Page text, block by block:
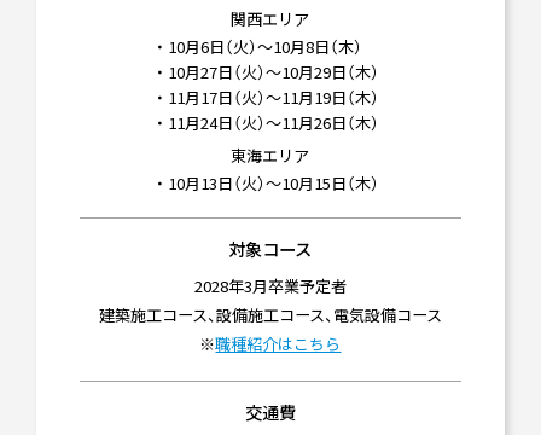
関西エリア
・ 10月6日（火）～10月8日（木）
・ 10月27日（火）～10月29日（木）
・ 11月17日（火）～11月19日（木）
・ 11月24日（火）～11月26日（木）
東海エリア
・ 10月13日（火）～10月15日（木）
対象コース
2028年3月卒業予定者
建築施工コース、設備施工コース、電気設備コース
※職種紹介はこちら
交通費